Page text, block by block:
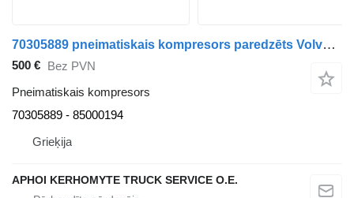
70305889 pneimatiskais kompresors paredzēts Volvo B10B vilcēja
500 € Bez PVN
Pneimatiskais kompresors
70305889 - 85000194
Grieķija
APHOI KERHOMYTE TRUCK SERVICE O.E.